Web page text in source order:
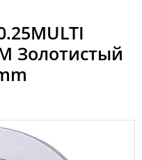
Золотистый